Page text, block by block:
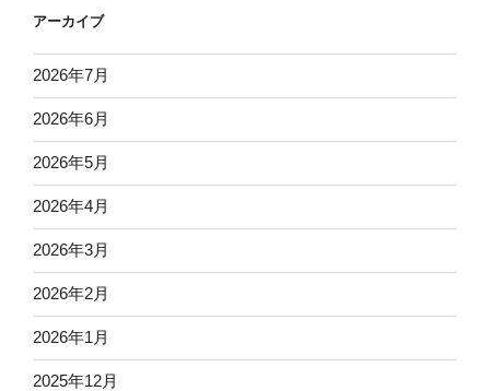
アーカイブ
2026年7月
2026年6月
2026年5月
2026年4月
2026年3月
2026年2月
2026年1月
2025年12月